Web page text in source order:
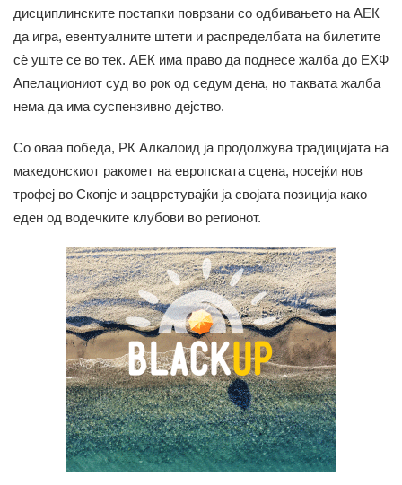
дисциплинските постапки поврзани со одбивањето на АЕК
да игра, евентуалните штети и распределбата на билетите
сè уште се во тек. АЕК има право да поднесе жалба до ЕХФ
Апелациониот суд во рок од седум дена, но таквата жалба
нема да има суспензивно дејство.
Со оваа победа, РК Алкалоид ја продолжува традицијата на
македонскиот ракомет на европската сцена, носејќи нов
трофеј во Скопје и зацврстувајќи ја својата позиција како
еден од водечките клубови во регионот.